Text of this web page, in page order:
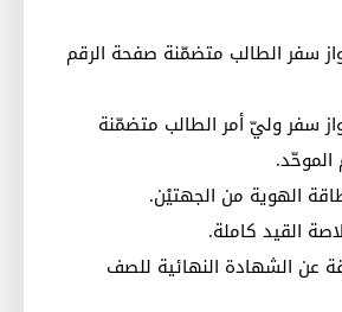
سفر الطالب متضمّنة صفحة الرقم
سفر وليّ أمر الطالب متضمّنة
.
الهوية من الجهتيْن.
القيد كاملة.
عن الشهادة النهائية للصف